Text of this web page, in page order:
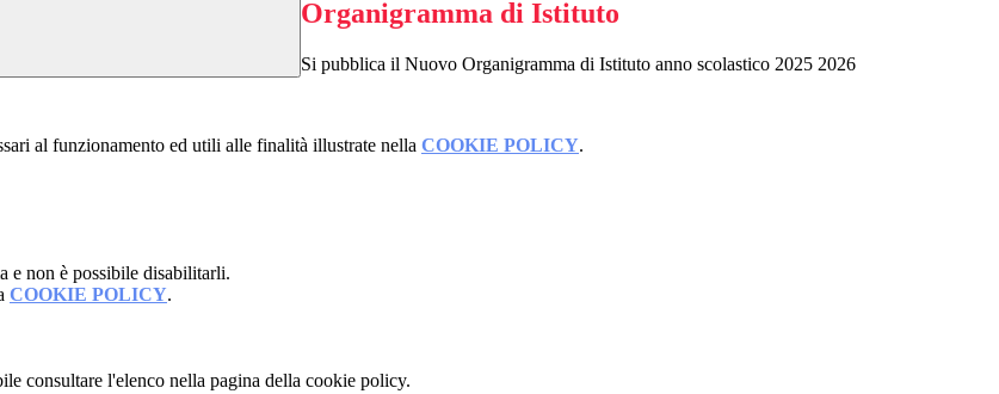
Organigramma di Istituto
Si pubblica il Nuovo Organigramma di Istituto anno scolastico 2025 2026
al funzionamento ed utili alle finalità illustrate nella COOKIE POLICY.
e non è possibile disabilitarli.
COOKIE POLICY.
consultare l'elenco nella pagina della cookie policy.